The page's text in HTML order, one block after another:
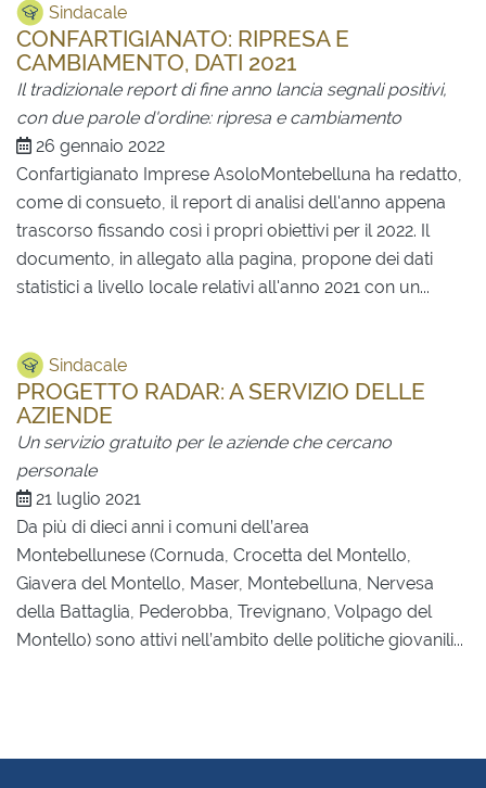
Sindacale
CONFARTIGIANATO: RIPRESA E
CAMBIAMENTO, DATI 2021
Il tradizionale report di fine anno lancia segnali positivi,
con due parole d'ordine: ripresa e cambiamento
26 gennaio 2022
Confartigianato Imprese AsoloMontebelluna ha redatto,
come di consueto, il report di analisi dell'anno appena
trascorso fissando così i propri obiettivi per il 2022. Il
documento, in allegato alla pagina, propone dei dati
statistici a livello locale relativi all'anno 2021 con un...
Sindacale
PROGETTO RADAR: A SERVIZIO DELLE
AZIENDE
Un servizio gratuito per le aziende che cercano
personale
21 luglio 2021
Da più di dieci anni i comuni dell’area
Montebellunese (Cornuda, Crocetta del Montello,
Giavera del Montello, Maser, Montebelluna, Nervesa
della Battaglia, Pederobba, Trevignano, Volpago del
Montello) sono attivi nell’ambito delle politiche giovanili...